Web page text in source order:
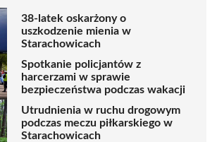
38-latek oskarżony o
uszkodzenie mienia w
Starachowicach
Spotkanie policjantów z
harcerzami w sprawie
bezpieczeństwa podczas wakacji
Utrudnienia w ruchu drogowym
podczas meczu piłkarskiego w
Starachowicach